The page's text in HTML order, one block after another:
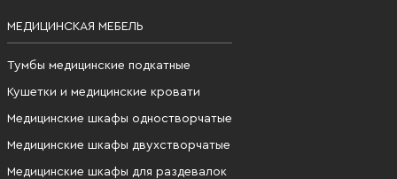
МЕДИЦИНСКАЯ МЕБЕЛЬ
Тумбы медицинские подкатные
Кушетки и медицинские кровати
Медицинские шкафы одностворчатые
Медицинские шкафы двухстворчатые
Медицинские шкафы для раздевалок